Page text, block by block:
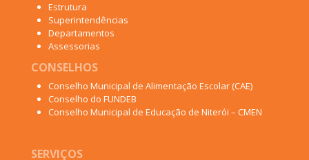
Estrutura
Superintendências
Departamentos
Assessorias
CONSELHOS
Conselho Municipal de Alimentação Escolar (CAE)
Conselho do FUNDEB
Conselho Municipal de Educação de Niterói – CMEN
SERVIÇOS